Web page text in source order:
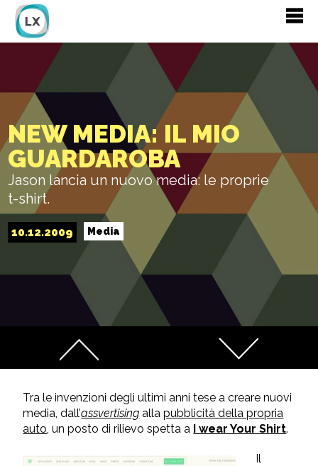
NEW MEDIA: IL MIO
GUARDAROBA
Jason lancia un nuovo media: le proprie
t-shirt.
10.12.2009 Media
Tra le invenzioni degli ultimi anni tese a creare nuovi
media, dall’assvertising allapubblicità della propria
auto, un posto di rilievo spetta a I wear Your Shirt.
Il